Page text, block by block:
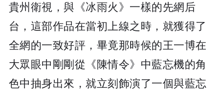
貴州衛視，與《冰雨火》一樣的先網后
台，這部作品在當初上線之時，就獲得了
全網的一致好評，畢竟那時候的王一博在
大眾眼中剛剛從《陳情令》中藍忘機的角
色中抽身出來，就立刻飾演了一個與藍忘